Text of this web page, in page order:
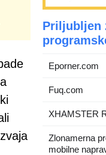
Priljubljen
Eporner.com
Fuq.com
XHAMSTER
Zlonamerna
mobilne